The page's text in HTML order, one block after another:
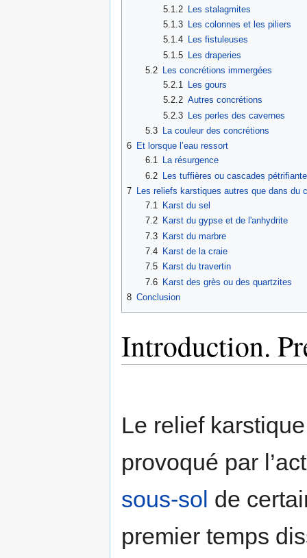
5.1.2 Les stalagmites
5.1.3
Les colonnes et les piliers
5.1.4 Les fistuleuses
5.1.5 Les draperies
5.2
Les concrétions immergées
5.2.1
Les gours
5.2.2 Autres concrétions
5.2.3 Les perles des cavernes
5.3
La couleur des concrétions
6 Et lorsque l’eau ressort
6.1
La résurgence
6.2 Les tuffières ou cascades
7
Les reliefs karstiques autres que dans du
7.1
Karst du sel
7.2
Karst du gypse et de l'anhydrite
7.3 Karst du marbre
7.4
Karst de la craie
7.5
Karst du travertin
7.6 Karst des grès ou des quartzites
8 Conclusion
Introduction.
Le relief
provoqué par
sous-sol de
premier temps